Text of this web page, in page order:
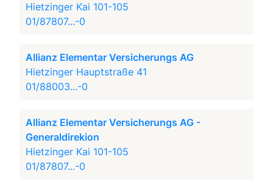
Hietzinger Kai 101-105
01/87807...-0
Allianz Elementar Versicherungs AG
Hietzinger Hauptstraße 41
01/88003...-0
Allianz Elementar Versicherungs AG -
Generaldirekion
Hietzinger Kai 101-105
01/87807...-0